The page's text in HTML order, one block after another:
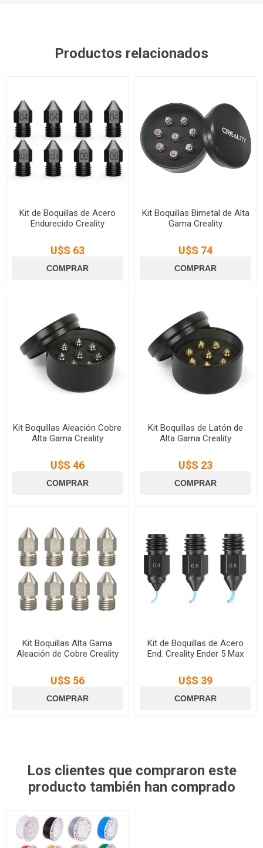
Productos relacionados
Kit de Boquillas de Acero
Endurecido Creality
U$S 63
Kit Boquillas Bimetal de Alta
Gama Creality
U$S 74
Kit Boquillas Aleación Cobre
Alta Gama Creality
U$S 46
Kit Boquillas de Latón de
Alta Gama Creality
U$S 23
Kit Boquillas Alta Gama
Aleación de Cobre Creality
U$S 56
Kit de Boquillas de Acero
End. Creality Ender 5 Max
U$S 39
Los clientes que compraron este
producto también han comprado